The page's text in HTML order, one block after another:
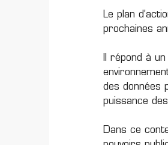
Le plan
prochaines
Il répond à
des données
puissance
Dans ce